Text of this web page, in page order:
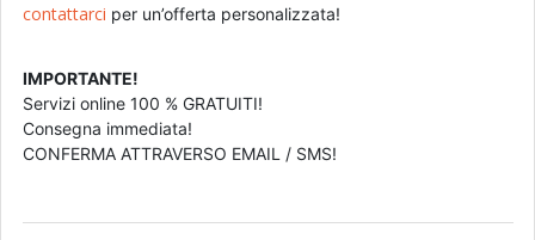
contattarci per un’offerta personalizzata!
IMPORTANTE!
Servizi online 100 % GRATUITI!
Consegna immediata!
CONFERMA ATTRAVERSO EMAIL / SMS!